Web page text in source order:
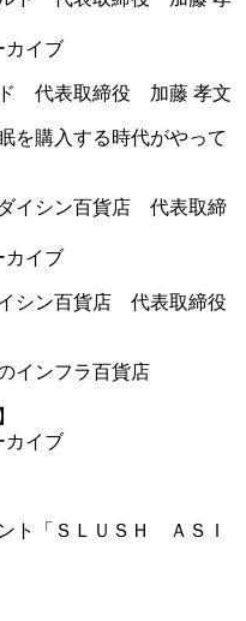
カイブ
ド 代表取締役 加藤 孝文
を購入する時代がやって
カイブ
シン百貨店 代表取締役
インフラ百貨店
カイブ
ト「ＳＬＵＳＨ ＡＳＩ